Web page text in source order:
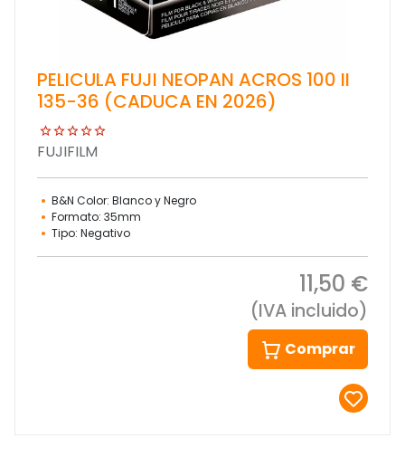
PELICULA FUJI NEOPAN ACROS 100 II
135-36 (CADUCA EN 2026)
FUJIFILM
B&N Color: Blanco y Negro
Formato: 35mm
Tipo: Negativo
11,50 €
(IVA incluido)
Comprar